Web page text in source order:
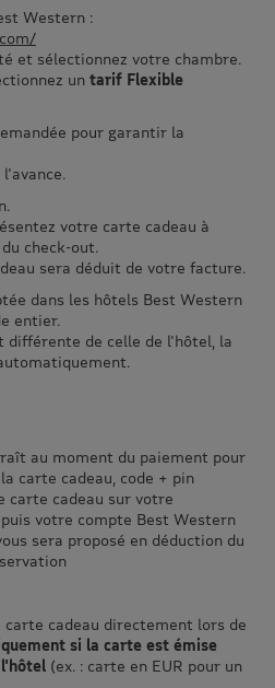
Western :
et sélectionnez votre chambre.
un tarif Flexible
pour garantir la
votre carte cadeau à
check-out.
sera déduit de votre facture.
dans les hôtels Best Western
entier.
différente de celle de l'hôtel, la
au moment du paiement pour
carte cadeau, code + pin
carte cadeau sur votre
votre compte Best Western
sera proposé en déduction du
cadeau directement lors de
si la carte est émise
l'hôtel (ex. : carte en EUR pour un